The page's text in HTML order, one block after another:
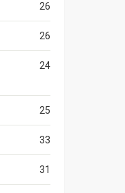
26
26
24
25
33
31